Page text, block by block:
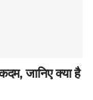
जानिए क्या है